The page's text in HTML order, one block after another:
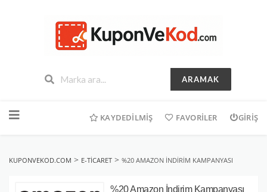
ARAMAK
geç
KAYDEDILMIŞ FAVORILER GIRIŞ
KUPONVEKOD.COM > E-TICARET > %20 AMAZON İNDIRIM KAMPANYASI
%20 Amazon İndirim Kampanyası